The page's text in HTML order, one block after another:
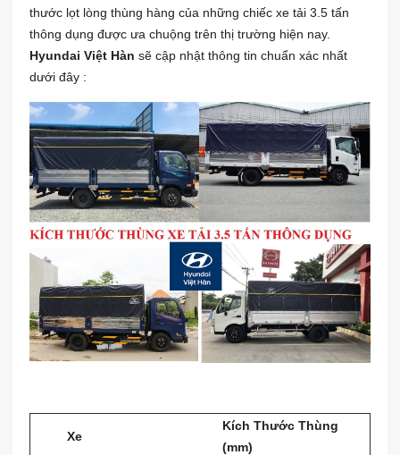
thước lọt lòng thùng hàng của những chiếc xe tải 3.5 tấn
thông dụng được ưa chuộng trên thị trường hiện nay.
Hyundai Việt Hàn sẽ cập nhật thông tin chuẩn xác nhất
dưới đây :
Xe
Kích Thước Thùng
(mm)